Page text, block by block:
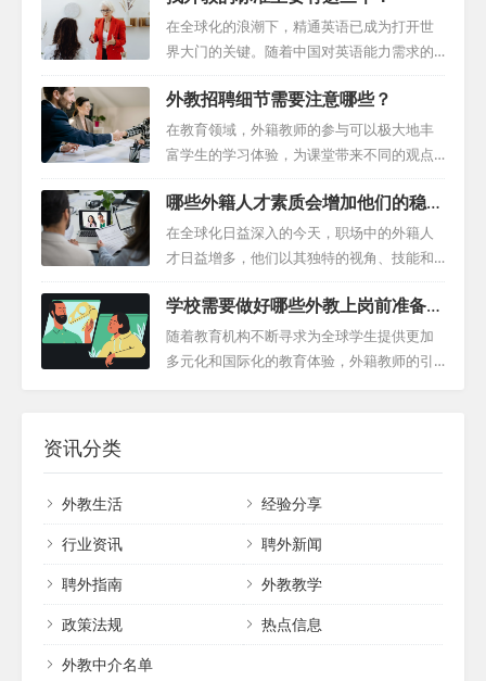
是一项挑战。一个有效的策略是选择正确的
招聘渠道。利用专业的外教招聘平台，而不
人的范围，提高找到合适教师的机会。通过
这些平台，培训机构可以更方便地传达他们
的需求和预算，并从...
帮助您顺利完成这一任务。 一、明确外教的
需求与期望 首先，我们需要清楚地了解外籍
教师对于工作的期望和需求。这包括但不限
于薪资待遇、工作环境、教学条件、学校文
化等方面。通过深入了解他们的主要动机，
我们可以更好地定制招聘策略，以满足他们
我们还需关注外教对于工作地点的偏好。个
人关系、先前的工作经历以及特定的生活环
境等因素都...
在全球化的浪潮下，精通英语已成为打开世
界大门的关键。随着中国对英语能力需求的
不断攀升，找到一位优秀的外籍英语教师显
得尤为重要。面对众多选择，如何找到最合
适的教师呢？本文将引导您关注三个找外教
的标准中的关键因素，助您轻松完成这一任
务。 一、学术背景：奠定坚实的教学基础 教
师的学术背景是评估其教学能力的关键。当
您寻找外籍英语教师时，首先要关注他们的
学历和语言教学相关培训经历。受过正规教
对语言习得和教学策略有深入的了解，能够
为您带来丰富而高效的学习体验。 此外，关
注教师是否...
外教招聘细节需要注意哪些？
在教育领域，外籍教师的参与可以极大地丰
富学生的学习体验，为课堂带来不同的观点
和专业知识。然而，招聘这些教育人才是一
项复杂且需要细致规划的任务。从初步接触
到招聘后的支持，每一步都需要周密的考虑
和战略性的规划。本指南旨在全面解析招聘
外籍教师的全过程，深入外教招聘细节，提
供实用的见解和专家建议，帮助教育机构成
功完成这一任务。 一、明确目标与资格 在启
动招聘流程之前，首先要明确机构的目标和
哪些外籍人才素质会增加他们的稳定
性？
在全球化日益深入的今天，职场中的外籍人
才日益增多，他们以其独特的视角、技能和
经验，为各组织注入了新的活力。然而，要
想让这些外籍人才真正融入团队，发挥出他
们的最大潜能，稳定性是一个不可忽视的因
素。那么，哪些外籍人才素质是他们在职场
和解决方案。因此，组织应该重视外教专业
技能，并为他们提供充分的机会来展示和提
学校需要做好哪些外教上岗前准备工
作？
随着教育机构不断寻求为全球学生提供更加
多元化和国际化的教育体验，外籍教师的引
骤，为外籍教师的到来做好充分的准备。
一、明确合同细节与抵达安排 在成功面试并
决定录用外籍教师后，首要任务是明确合同
细节和抵达时间表。合同应详细列出双方的
权利和义务，包括工作职责、薪酬、福利待
遇、工作时间等。同时，学校应提供清晰的
资讯分类
外教生活
经验分享
行业资讯
聘外新闻
聘外指南
外教教学
政策法规
热点信息
外教中介名单